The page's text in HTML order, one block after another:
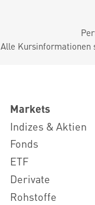
Alle Kursinformationen
Markets
Indizes & Aktien
Fonds
ETF
Derivate
Rohstoffe